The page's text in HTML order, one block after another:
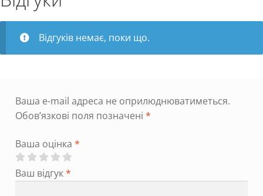
Відгуків немає, поки що.
Ваша e-mail адреса не оприлюднюватиметься.
Обов’язкові поля позначені *
Ваша оцінка *
Ваш відгук*